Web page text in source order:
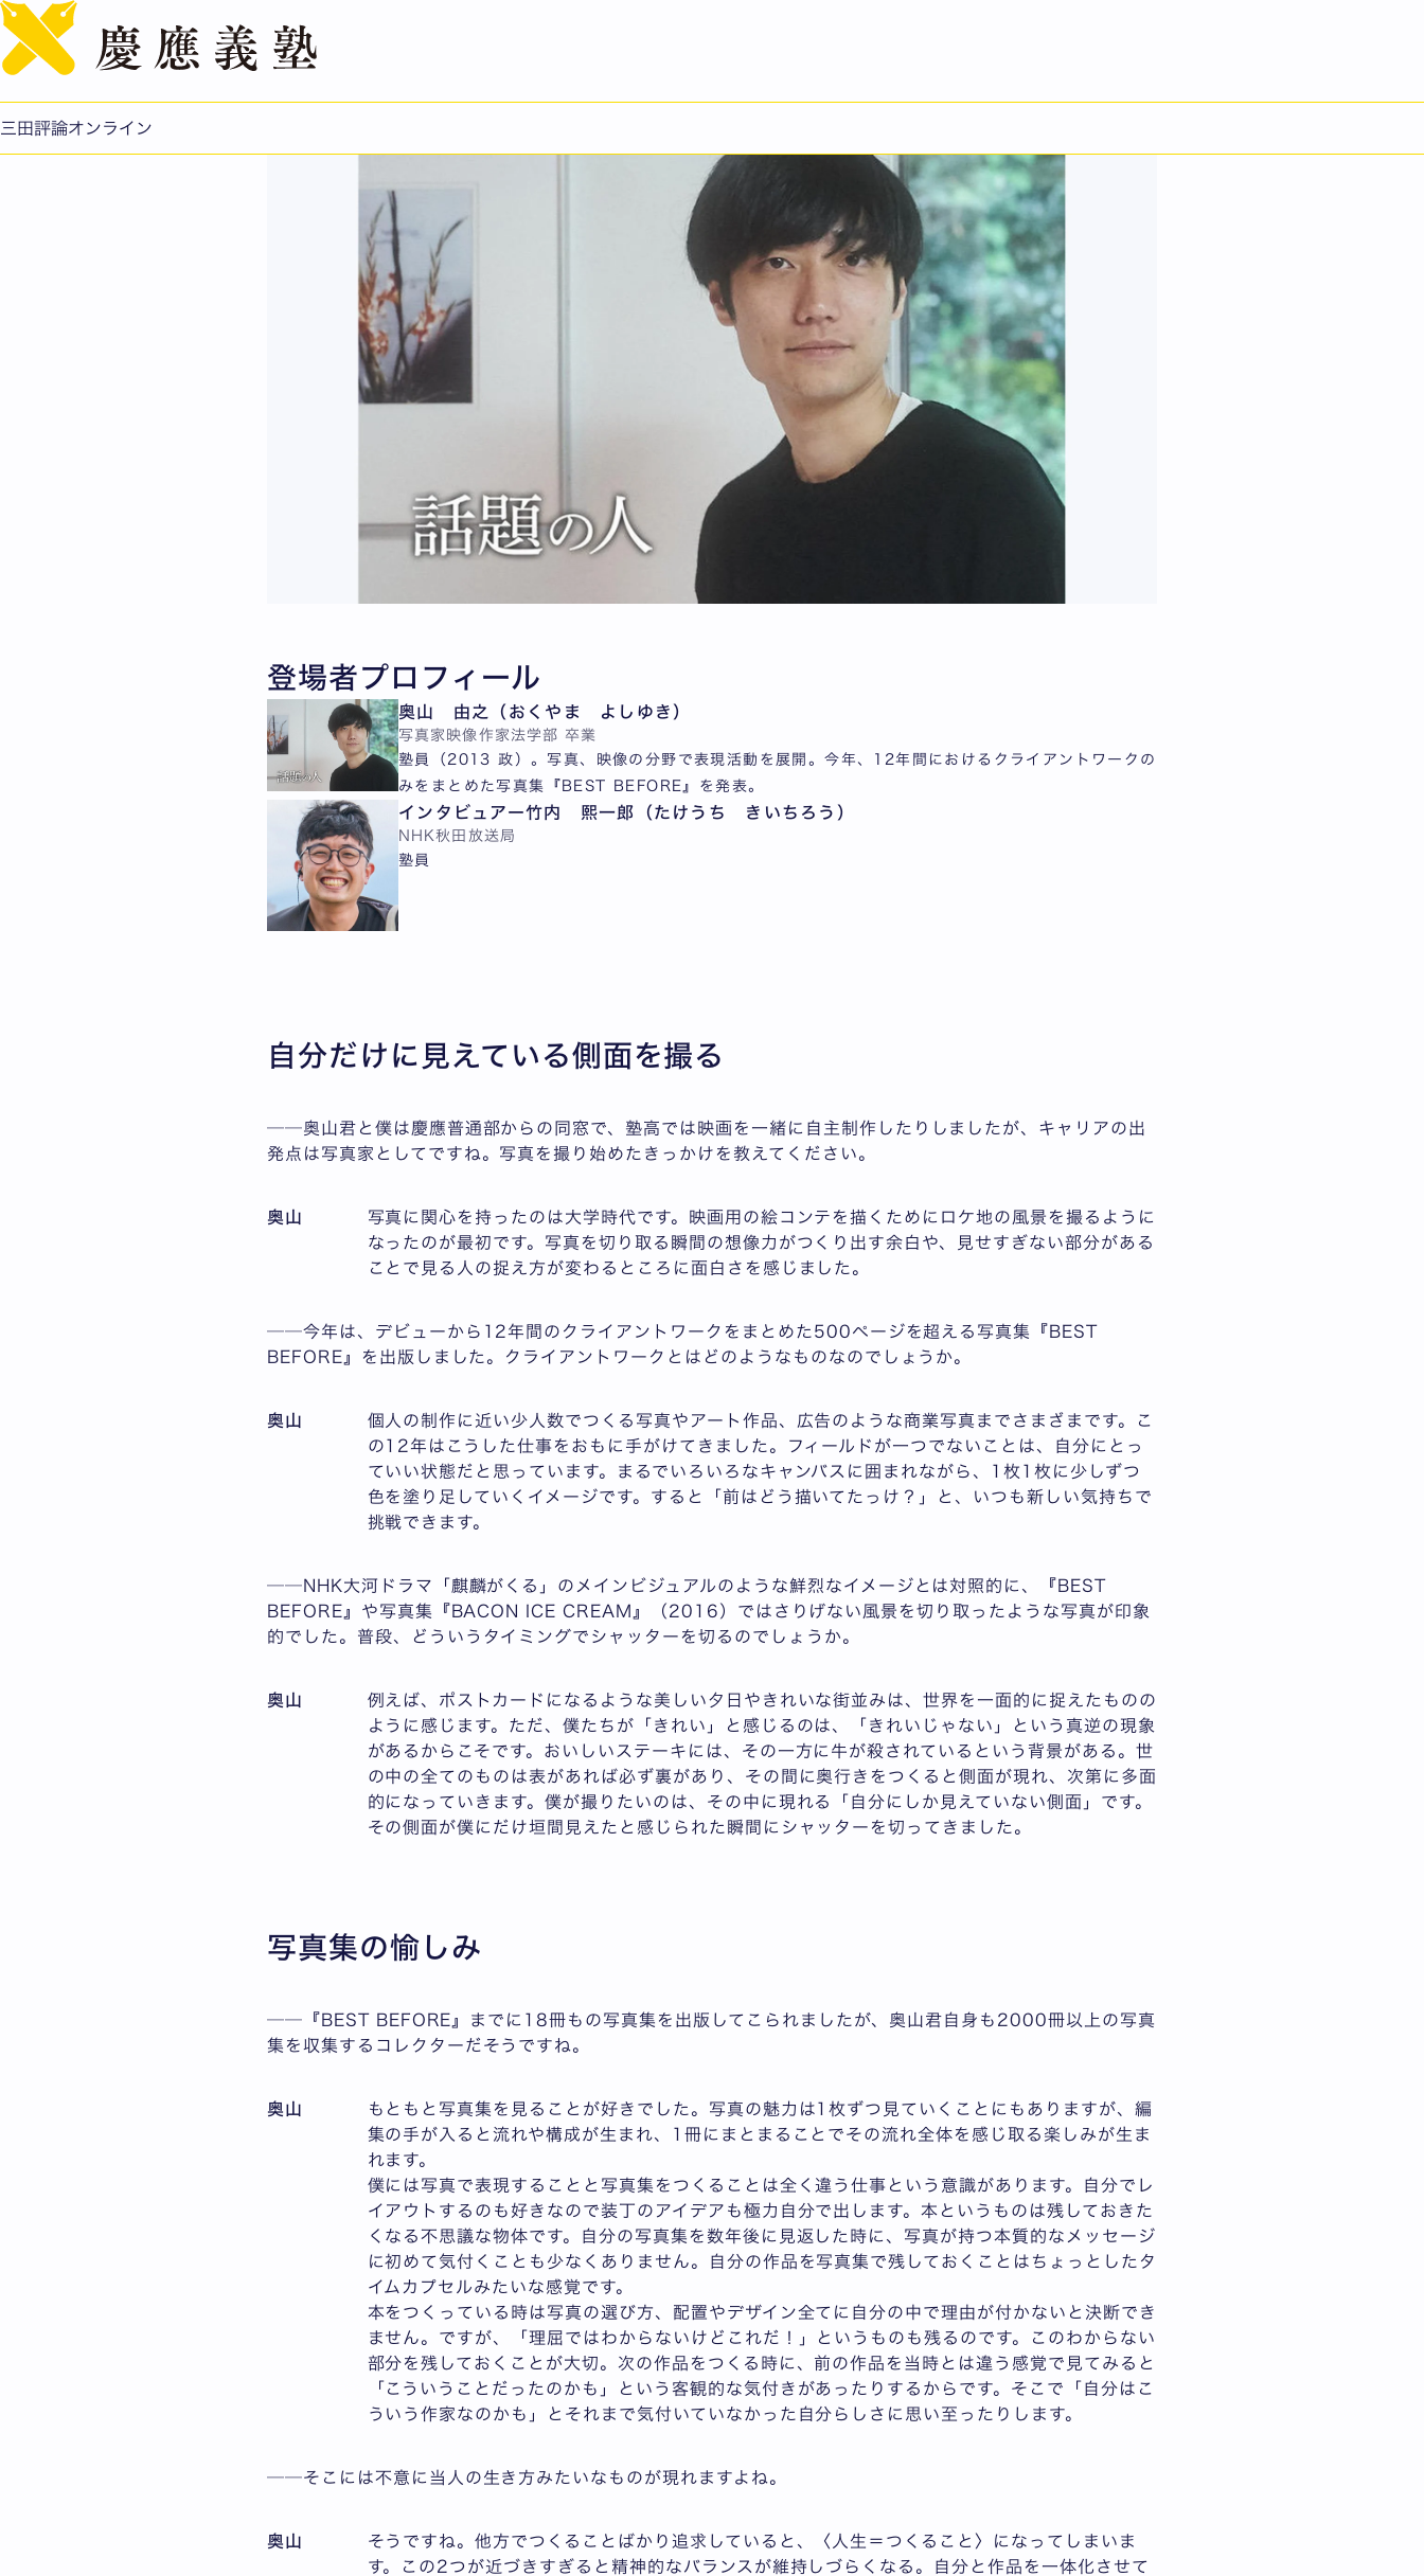
三田評論オンライン
奥山由之：生みの苦しみを重ねて 映像表現の第一線へ
登場者プロフィール
奥山 由之（おくやま よしゆき）
写真家 映像作家法学部 卒業
塾員（2013 政）。写真、映像の分野で表現活動を展開。今年、12年間におけるクライアントワークの
みをまとめた写真集『BEST BEFORE』を発表。
インタビュアー竹内 熙一郎（たけうち きいちろう）
NHK秋田放送局
塾員
自分だけに見えている側面を撮る
──奥山君と僕は慶應普通部からの同窓で、塾高では映画を一緒に自主制作したりしましたが、キャリアの出
発点は写真家としてですね。写真を撮り始めたきっかけを教えてください。
奥山
写真に関心を持ったのは大学時代です。映画用の絵コンテを描くためにロケ地の風景を撮るように
なったのが最初です。写真を切り取る瞬間の想像力がつくり出す余白や、見せすぎない部分がある
ことで見る人の捉え方が変わるところに面白さを感じました。
──今年は、デビューから12年間のクライアントワークをまとめた500ページを超える写真集『BEST
BEFORE』を出版しました。クライアントワークとはどのようなものなのでしょうか。
奥山
個人の制作に近い少人数でつくる写真やアート作品、広告のような商業写真までさまざまです。こ
の12年はこうした仕事をおもに手がけてきました。フィールドが一つでないことは、自分にとっ
ていい状態だと思っています。まるでいろいろなキャンバスに囲まれながら、1枚1枚に少しずつ
色を塗り足していくイメージです。すると「前はどう描いてたっけ？」と、いつも新しい気持ちで
挑戦できます。
──NHK大河ドラマ「麒麟がくる」のメインビジュアルのような鮮烈なイメージとは対照的に、『BEST
BEFORE』や写真集『BACON ICE CREAM』（2016）ではさりげない風景を切り取ったような写真が印象
的でした。普段、どういうタイミングでシャッターを切るのでしょうか。
奥山
例えば、ポストカードになるような美しい夕日やきれいな街並みは、世界を一面的に捉えたものの
ように感じます。ただ、僕たちが「きれい」と感じるのは、「きれいじゃない」という真逆の現象
があるからこそです。おいしいステーキには、その一方に牛が殺されているという背景がある。世
の中の全てのものは表があれば必ず裏があり、その間に奥行きをつくると側面が現れ、次第に多面
的になっていきます。僕が撮りたいのは、その中に現れる「自分にしか見えていない側面」です。
その側面が僕にだけ垣間見えたと感じられた瞬間にシャッターを切ってきました。
写真集の愉しみ
──『BEST BEFORE』までに18冊もの写真集を出版してこられましたが、奥山君自身も2000冊以上の写真
集を収集するコレクターだそうですね。
奥山
もともと写真集を見ることが好きでした。写真の魅力は1枚ずつ見ていくことにもありますが、編
集の手が入ると流れや構成が生まれ、1冊にまとまることでその流れ全体を感じ取る楽しみが生ま
れます。
僕には写真で表現することと写真集をつくることは全く違う仕事という意識があります。自分でレ
イアウトするのも好きなので装丁のアイデアも極力自分で出します。本というものは残しておきた
くなる不思議な物体です。自分の写真集を数年後に見返した時に、写真が持つ本質的なメッセージ
に初めて気付くことも少なくありません。自分の作品を写真集で残しておくことはちょっとしたタ
イムカプセルみたいな感覚です。
本をつくっている時は写真の選び方、配置やデザイン全てに自分の中で理由が付かないと決断でき
ません。ですが、「理屈ではわからないけどこれだ！」というものも残るのです。このわからない
部分を残しておくことが大切。次の作品をつくる時に、前の作品を当時とは違う感覚で見てみると
「こういうことだったのかも」という客観的な気付きがあったりするからです。そこで「自分はこ
ういう作家なのかも」とそれまで気付いていなかった自分らしさに思い至ったりします。
──そこには不意に当人の生き方みたいなものが現れますよね。
奥山
そうですね。他方でつくることばかり追求していると、〈人生＝つくること〉になってしまいま
す。この2つが近づきすぎると精神的なバランスが維持しづらくなる。自分と作品を一体化させて